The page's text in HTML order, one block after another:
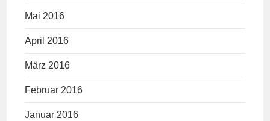
Mai 2016
April 2016
März 2016
Februar 2016
Januar 2016